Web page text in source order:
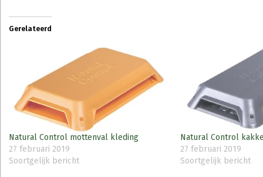
Gerelateerd
Natural Control mottenval kleding
27 februari 2019
Soortgelijk bericht
Natural Control
27 februari 2019
Soortgelijk bericht